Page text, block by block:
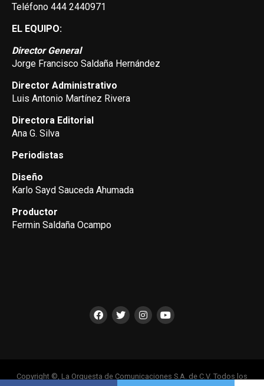
Teléfono 444 2440971
EL EQUIPO:
Director General
Jorge Francisco Saldaña Hernández
Director Administrativo
Luis Antonio Martínez Rivera
Directora Editorial
Ana G. Silva
Periodistas
Diseño
Karlo Sayd Sauceda Ahumada
Productor
Fermin Saldaña Ocampo
Copyright ©, La Orquesta de Comunicaciones S.A. de C.V. Todos los